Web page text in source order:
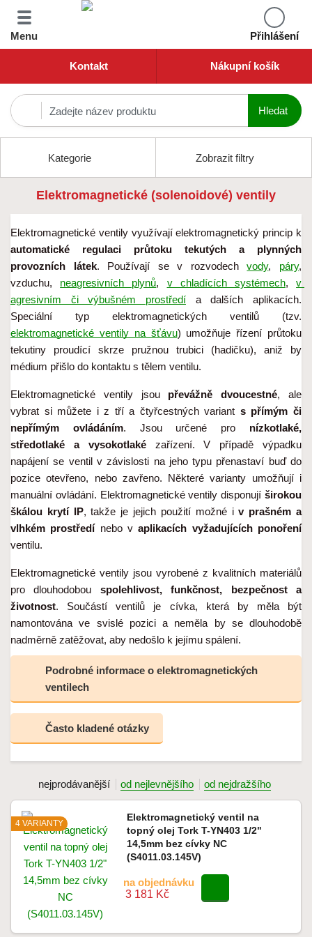
Menu Přihlášení
Kontakt Nákupní košík
Kategorie Zobrazit filtry
Elektromagnetické (solenoidové) ventily
automatické regulaci průtoku tekutých a plynných
provozních látek. Používají se v rozvodech vody, páry,
vzduchu, neagresivních plynů, v chladících systémech, v
agresivním či výbušném prostředí a dalších aplikacích.
elektromagnetické ventily na šťávu) umožňuje řízení průtoku
tekutiny proudící skrze pružnou trubici (hadičku), aniž by
médium přišlo do kontaktu s tělem ventilu.
Elektromagnetické ventily jsou převážně dvoucestné, ale
vybrat si můžete i z tří a čtyřcestných variant s přímým či
nepřímým ovládáním. Jsou určené pro nízkotlaké,
středotlaké a vysokotlaké zařízení. V případě výpadku
napájení se ventil v závislosti na jeho typu přenastaví buď do
pozice otevřeno, nebo zavřeno. Některé varianty umožňují i
manuální ovládání. Elektromagnetické ventily disponují širokou
škálou krytí IP, takže je jejich použití možné i v prašném a
vlhkém prostředí nebo v aplikacích vyžadujících ponoření
ventilu.
Elektromagnetické ventily jsou vyrobené z kvalitních materiálů
pro dlouhodobou spolehlivost, funkčnost, bezpečnost a
životnost. Součástí ventilů je cívka, která by měla být
namontována ve svislé pozici a neměla by se dlouhodobě
nadměrně zatěžovat, aby nedošlo k jejímu spálení.
Podrobné informace o elektromagnetických
ventilech
Často kladené otázky
nejprodávanější od nejlevnějšího od nejdražšího
Elektromagnetický ventil na
topný olej Tork T-YN403 1/2"
14,5mm bez cívky NC
(S4011.03.145V)
na objednávku
3 181 Kč
4 VARIANTY